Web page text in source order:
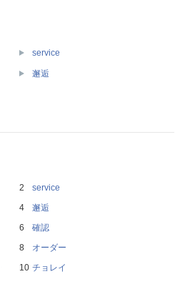
service
邂逅
service
邂逅
確認
オーダー
チョレイ